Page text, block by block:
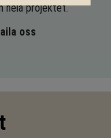
hela projektet.
oss